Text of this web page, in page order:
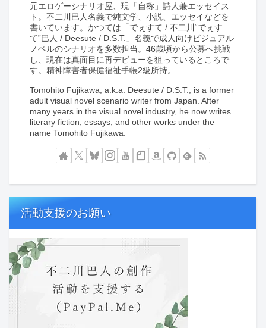
元エロゲーシナリオ屋、現「自称」詩人兼エッセイス
ト。不二川巴人名義で純文学、小説、エッセイなどを
書いています。かつては「でぇすて / 不二川“でぇす
て”巴人 / Deesute / D.S.T.」名義で成人向けビジュアル
ノベルのシナリオを多数担当。46歳頃から公募へ挑戦
し、現在は真面目に再デビューを狙っているところで
す。精神障害者保健福祉手帳2級所持。
Tomohito Fujikawa, a.k.a. Deesute / D.S.T., is a former
adult visual novel scenario writer from Japan. After
many years in the visual novel industry, he now writes
literary fiction, essays, and other works under the
name Tomohito Fujikawa.
活動支援のお願い